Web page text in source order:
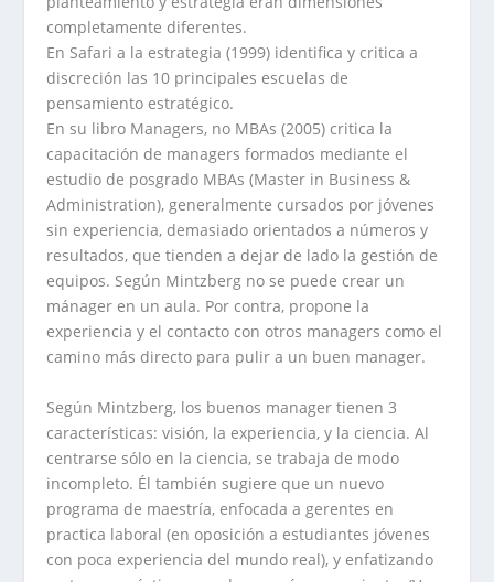
completamente diferentes.
En Safari a la estrategia (1999) identifica y critica a
discreción las 10 principales escuelas de
pensamiento estratégico.
En su libro Managers, no MBAs (2005) critica la
capacitación de managers formados mediante el
estudio de posgrado MBAs (Master in Business &
Administration), generalmente cursados por jóvenes
sin experiencia, demasiado orientados a números y
resultados, que tienden a dejar de lado la gestión de
equipos. Según Mintzberg no se puede crear un
mánager en un aula. Por contra, propone la
experiencia y el contacto con otros managers como el
camino más directo para pulir a un buen manager.
Según Mintzberg, los buenos manager tienen 3
características: visión, la experiencia, y la ciencia. Al
centrarse sólo en la ciencia, se trabaja de modo
incompleto. Él también sugiere que un nuevo
programa de maestría, enfocada a gerentes en
practica laboral (en oposición a estudiantes jóvenes
con poca experiencia del mundo real), y enfatizando